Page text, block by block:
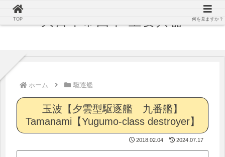
ホーム 駆逐艦
玉波【夕雲型駆逐艦 九番艦】
Tamanami【Yugumo-class destroyer】
2018.02.04 2024.07.17
TOP 何を見ますか？